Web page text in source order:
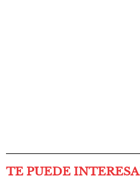
TE PUEDE